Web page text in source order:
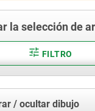
la selección de
FILTRO
/ ocultar dibujo